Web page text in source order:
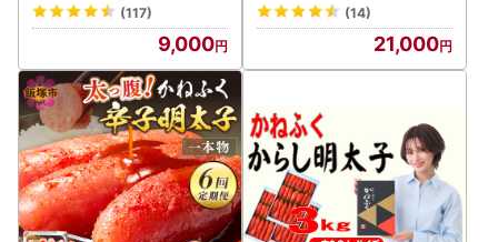
(117)
9,000
(14)
21,000